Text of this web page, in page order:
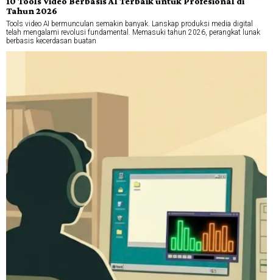
Tahun 2026
Tools video AI bermunculan semakin banyak. Lanskap produksi media digital
telah mengalami revolusi fundamental. Memasuki tahun 2026, perangkat lunak
berbasis kecerdasan buatan